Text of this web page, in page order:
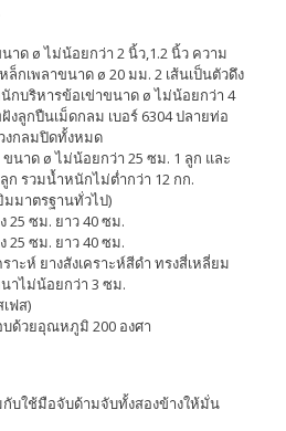
าด ø ไม่น้อยกว่า 2 นิ้ว,1.2 นิ้ว ความ
กเพลาขนาด ø 20 มม. 2 เส้นเป็นตัวดึง
บริหารข้อเข่าขนาด ø ไม่น้อยกว่า 4
ลูกปืนเม็ดกลม เบอร์ 6304 ปลายท่อ
งกลมปิดทั้งหมด
นาด ø ไม่น้อยกว่า 25 ซม. 1 ลูก และ
รวมน้ำหนักไม่ต่ำกว่า 12 กก.
มาตรฐานทั่วไป)
25 ซม. ยาว 40 ซม.
25 ซม. ยาว 40 ซม.
าะห์ ยางสังเคราะห์สีดำ ทรงสี่เหลี่ยม
าไม่น้อยกว่า 3 ซม.
ฟส)
บด้วยอุณหภูมิ 200 องศา
บใช้มือจับด้ามจับทั้งสองข้างให้มั่น